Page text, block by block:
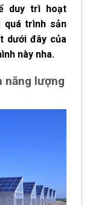
duy trì hoạt
quá trình sản
dưới đây của
này nha.
năng lượng